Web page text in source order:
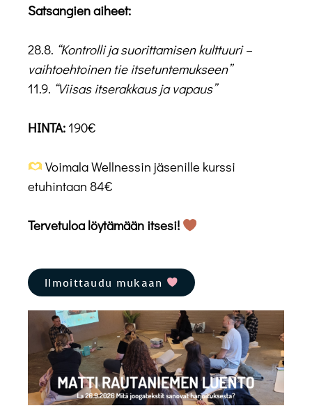
Satsangien aiheet:
28.8. “Kontrolli ja suorittamisen kulttuuri –
vaihtoehtoinen tie itsetuntemukseen”
11.9. “Viisas itserakkaus ja vapaus”
HINTA: 190€
Voimala Wellnessin jäsenille kurssi
etuhintaan 84€
Tervetuloa löytämään itsesi!
Ilmoittaudu mukaan